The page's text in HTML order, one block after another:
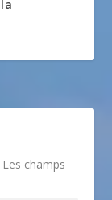
Les champs